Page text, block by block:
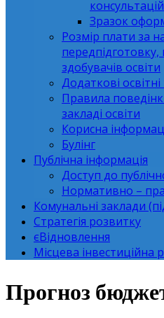
Зразок
Розмір плати за
передпідготовку,
здобувачів освіти
Додаткові
Правила
закладі освіти
Корисна
Булінг
Публічна інформація
Доступ до
Нормативно –
Комунальні заклади
Стратегія розвитку
єВідновлення
Місцева інвестиційна
Прогноз